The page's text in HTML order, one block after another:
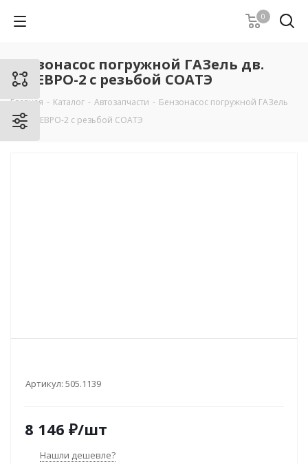
0
Бензонасос погружной ГАЗель дв.
405 ЕВРО-2 c резьбой СОАТЭ
Главная - Каталог - Автозапчасти - Бензонасос погружной ГАЗель
дв. 405 ЕВРО-2 c резьбой СОАТЭ
Артикул: 505.1139
8 146 ₽/шт
Нашли дешевле?